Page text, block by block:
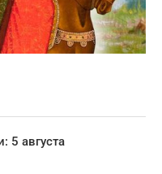
5 августа